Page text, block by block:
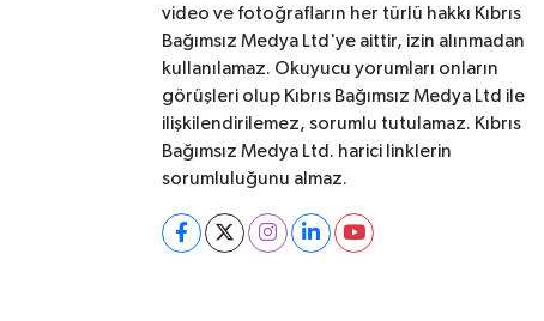
video ve fotoğrafların her türlü hakkı Kıbrıs
Bağımsız Medya Ltd'ye aittir, izin alınmadan
kullanılamaz. Okuyucu yorumları onların
görüşleri olup Kıbrıs Bağımsız Medya Ltd ile
ilişkilendirilemez, sorumlu tutulamaz. Kıbrıs
Bağımsız Medya Ltd. harici linklerin
sorumluluğunu almaz.